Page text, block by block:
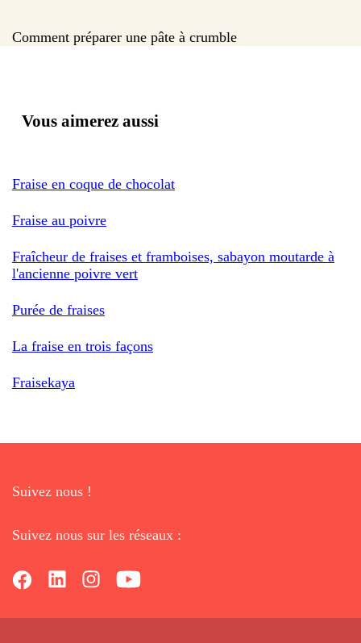
Comment préparer une pâte à crumble
Vous aimerez aussi
Fraise en coque de chocolat
Fraise au poivre
Fraîcheur de fraises et framboises, sabayon moutarde à
l'ancienne poivre vert
Purée de fraises
La fraise en trois façons
Fraisekaya
Suivez nous !
Suivez nous sur les réseaux :